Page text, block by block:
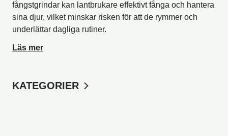
fångstgrindar kan lantbrukare effektivt fånga och hantera
sina djur, vilket minskar risken för att de rymmer och
underlättar dagliga rutiner.
Läs mer
KATEGORIER